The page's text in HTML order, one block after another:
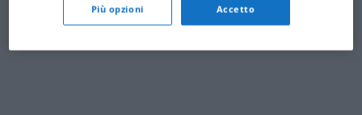
Più opzioni Accetto